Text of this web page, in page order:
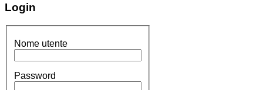
Login
Nome utente
Password